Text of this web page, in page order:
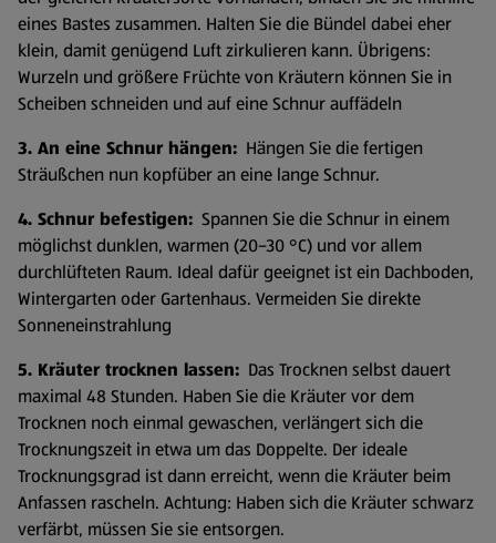
eines Bastes zusammen. Halten Sie die Bündel dabei eher
klein, damit genügend Luft zirkulieren kann. Übrigens:
Wurzeln und größere Früchte von Kräutern können Sie in
Scheiben schneiden und auf eine Schnur auffädeln
3. An eine Schnur hängen: Hängen Sie die fertigen
Sträußchen nun kopfüber an eine lange Schnur.
4. Schnur befestigen: Spannen Sie die Schnur in einem
möglichst dunklen, warmen (20–30 °C) und vor allem
durchlüfteten Raum. Ideal dafür geeignet ist ein Dachboden,
Wintergarten oder Gartenhaus. Vermeiden Sie direkte
Sonneneinstrahlung
5. Kräuter trocknen lassen: Das Trocknen selbst dauert
maximal 48 Stunden. Haben Sie die Kräuter vor dem
Trocknen noch einmal gewaschen, verlängert sich die
Trocknungszeit in etwa um das Doppelte. Der ideale
Trocknungsgrad ist dann erreicht, wenn die Kräuter beim
Anfassen rascheln. Achtung: Haben sich die Kräuter schwarz
verfärbt, müssen Sie sie entsorgen.